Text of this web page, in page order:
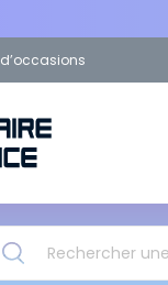
Rechercher